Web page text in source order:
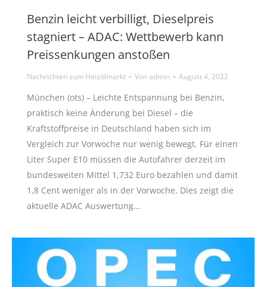
Benzin leicht verbilligt, Dieselpreis
stagniert – ADAC: Wettbewerb kann
Preissenkungen anstoßen
Nachrichten zum Heizölmarkt Vonadmin August 4, 2022
München (ots) – Leichte Entspannung bei Benzin,
praktisch keine Änderung bei Diesel – die
Kraftstoffpreise in Deutschland haben sich im
Vergleich zur Vorwoche nur wenig bewegt. Für einen
Liter Super E10 müssen die Autofahrer derzeit im
bundesweiten Mittel 1,732 Euro bezahlen und damit
1,8 Cent weniger als in der Vorwoche. Dies zeigt die
aktuelle ADAC Auswertung…